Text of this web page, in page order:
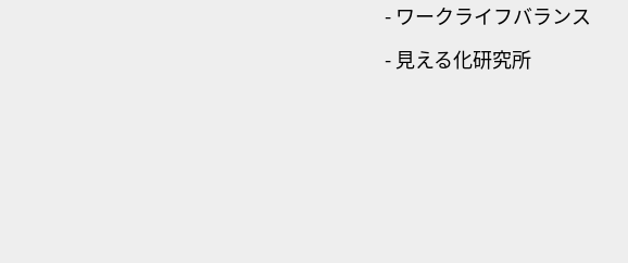
- ワークライフバランス
- 見える化研究所